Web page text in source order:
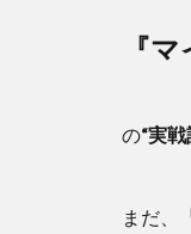
『
の“実戦
まだ、